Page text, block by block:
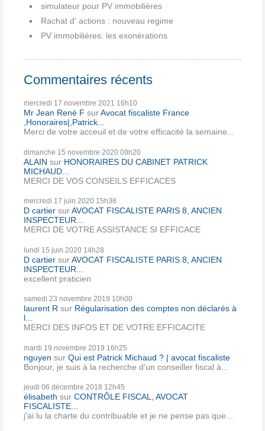
simulateur pour PV immobilières
Rachat d' actions : nouveau regime
PV immobilières: les exonérations
Commentaires récents
mercredi 17 novembre 2021 16h10
Mr Jean René F surAvocat fiscaliste France
,Honoraires|,Patrick...
Merci de votre acceuil et de votre efficacité la semaine...
dimanche 15 novembre 2020 08h20
ALAIN sur HONORAIRES DU CABINET PATRICK
MICHAUD...
MERCI DE VOS CONSEILS EFFICACES
mercredi 17 juin 2020 15h38
D cartier surAVOCAT FISCALISTE PARIS 8, ANCIEN
INSPECTEUR...
MERCI DE VOTRE ASSISTANCE SI EFFICACE
lundi 15 juin 2020 14h28
D cartier surAVOCAT FISCALISTE PARIS 8, ANCIEN
INSPECTEUR...
excellent praticien
samedi 23 novembre 2019 10h00
laurent R sur Régularisation des comptes non déclarés à
l...
MERCI DES INFOS ET DE VOTRE EFFICACITE
mardi 19 novembre 2019 16h25
nguyen sur Qui est Patrick Michaud ? | avocat fiscaliste
Bonjour, je suis à la recherche d'un conseiller fiscal à...
jeudi 06 décembre 2018 12h45
élisabeth sur CONTRÔLE FISCAL, AVOCAT
FISCALISTE...
j'ai lu la charte du contribuable et je ne pense pas que...